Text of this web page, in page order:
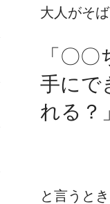
大人がそ
「〇
手にで
れる？
と言うと